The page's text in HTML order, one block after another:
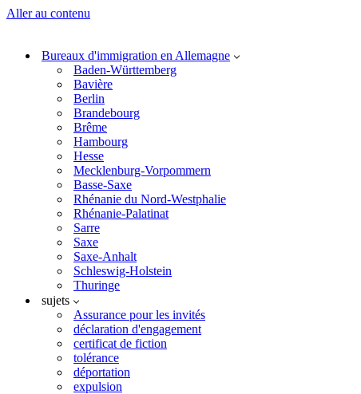
Aller au contenu
Bureaux d'immigration en Allemagne
Baden-Württemberg
Bavière
Berlin
Brandebourg
Brême
Hambourg
Hesse
Mecklenburg-Vorpommern
Basse-Saxe
Rhénanie du Nord-Westphalie
Rhénanie-Palatinat
Sarre
Saxe
Saxe-Anhalt
Schleswig-Holstein
Thuringe
sujets
Assurance pour les invités
déclaration d'engagement
certificat de fiction
tolérance
déportation
expulsion